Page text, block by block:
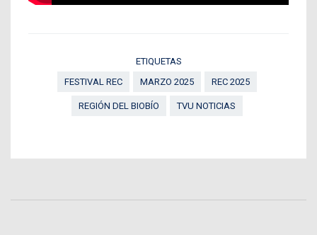
ETIQUETAS
FESTIVAL REC
MARZO 2025 REC 2025
REGIÓN DEL BIOBÍO TVU NOTICIAS